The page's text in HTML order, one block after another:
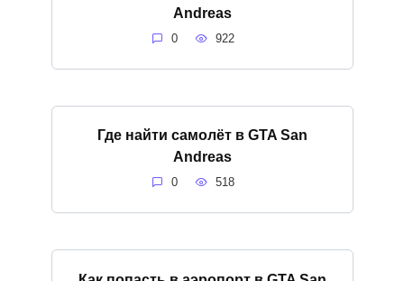
Andreas
0 922
Где найти самолёт в GTA San
Andreas
0 518